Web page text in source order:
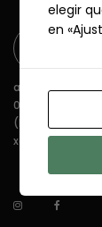
avda. de La
03738 Jávea -
(Frente Club de
elegir
en